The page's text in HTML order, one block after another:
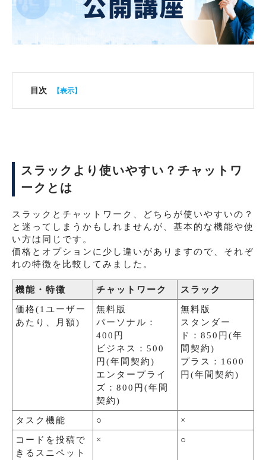
目次
スラックより使いやすい？チャットワ
ークとは
スラックとチャットワーク、どちらが使いやすいの？
と迷ってしまうかもしれませんが、基本的な機能や使
い方は同じです。
価格とオプションに少し違いがありますので、それぞ
れの特徴を比較してみました。
機能・特徴 チャットワーク スラック
価格(1ユーザー
あたり、月額)
無料版
パーソナル：
400円
ビジネス：500
円(年間契約)
エンタープライ
ズ：800円(年間
契約)
無料版
スタンダー
ド：850円(年
間契約)
プラス：1600
円(年間契約)
タスク機能 ○ ×
コードを投稿で
きるスニペット
× ○